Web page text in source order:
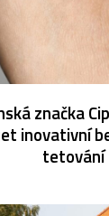
značka
inovativní
tetování